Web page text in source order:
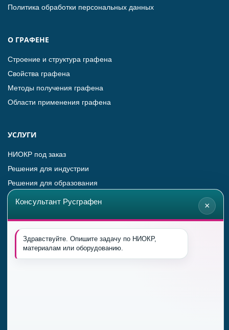
Политика обработки персональных данных
О ГРАФЕНЕ
Строение и структура графена
Свойства графена
Методы получения графена
Области применения графена
УСЛУГИ
НИОКР под заказ
Решения для индустрии
Решения для образования
Оборудование для синтеза графена
Графен в в виде пленки
Консультант Русграфен ×
Здравствуйте. Опишите задачу по НИОКР,
материалам или оборудованию.